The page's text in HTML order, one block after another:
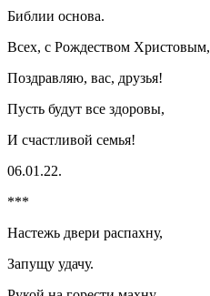
Библии основа.
Всех, с Рождеством Христовым,
Поздравляю, вас, друзья!
Пусть будут все здоровы,
И счастливой семья!
06.01.22.
***
Настежь двери распахну,
Запущу удачу.